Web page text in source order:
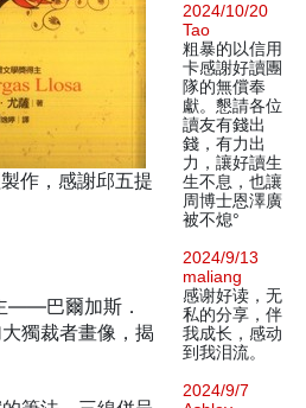
作，感謝邱五提
——巴爾加斯．
獨裁者畫像，揭
2024/10/20
Tao
粗暴的以信用
卡感謝好讀團
隊的無償奉
獻。懇請各位
讀友有錢出
錢，有力出
力，讓好讀生
生不息，也讓
周博士恩澤廣
被不熄°
2024/9/13
maliang
感谢好读，无
私的分享，伴
我成长，感动
到我泪流。
2024/9/7